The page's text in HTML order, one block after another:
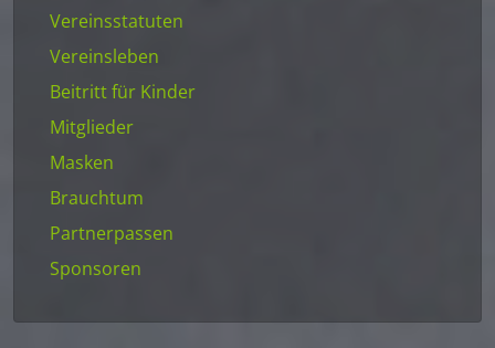
Vereinsstatuten
Vereinsleben
Beitritt für Kinder
Mitglieder
Masken
Brauchtum
Partnerpassen
Sponsoren